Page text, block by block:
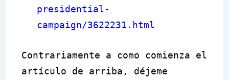
presidential-
campaign/3622231.html
Contrariamente a como comienza el
artículo de arriba, déjeme